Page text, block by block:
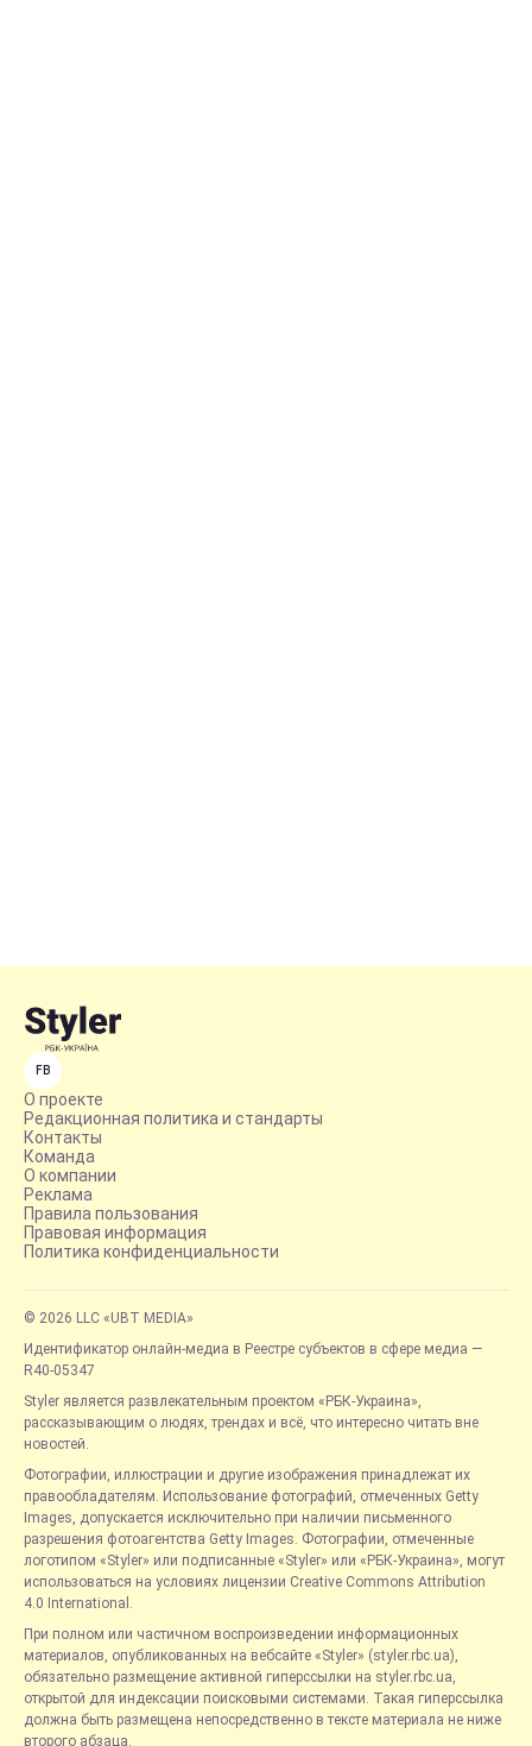
FB
О проекте
Редакционная политика и стандарты
Контакты
Команда
О компании
Реклама
Правила пользования
Правовая информация
Политика конфиденциальности
© 2026 LLC «UBT MEDIA»
Идентификатор онлайн-медиа в Реестре субъектов в сфере медиа —
R40-05347
Styler является развлекательным проектом «РБК-Украина»,
рассказывающим о людях, трендах и всё, что интересно читать вне
новостей.
Фотографии, иллюстрации и другие изображения принадлежат их
правообладателям. Использование фотографий, отмеченных Getty
Images, допускается исключительно при наличии письменного
разрешения фотоагентства Getty Images. Фотографии, отмеченные
логотипом «Styler» или подписанные «Styler» или «РБК-Украина», могут
использоваться на условиях лицензии Creative Commons Attribution
4.0 International.
При полном или частичном воспроизведении информационных
материалов, опубликованных на вебсайте «Styler» (styler.rbc.ua),
обязательно размещение активной гиперссылки на styler.rbc.ua,
открытой для индексации поисковыми системами. Такая гиперссылка
должна быть размещена непосредственно в тексте материала не ниже
второго абзаца.